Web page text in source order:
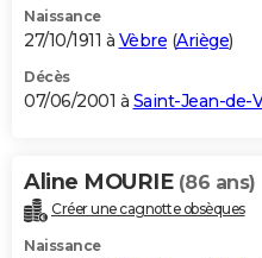
Naissance
27/10/1911 à Vèbre (Ariège)
Décès
07/06/2001 à Saint-Jean-de-
Aline MOURIE (86 ans)
Créer une cagnotte obsèques
Naissance